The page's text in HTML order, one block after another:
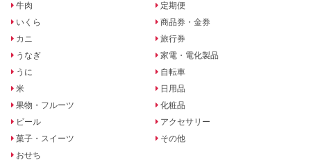
牛肉
いくら
カニ
うなぎ
うに
米
果物・フルーツ
ビール
菓子・スイーツ
おせち
定期便
商品券・金券
旅行券
家電・電化製品
自転車
日用品
化粧品
アクセサリー
その他